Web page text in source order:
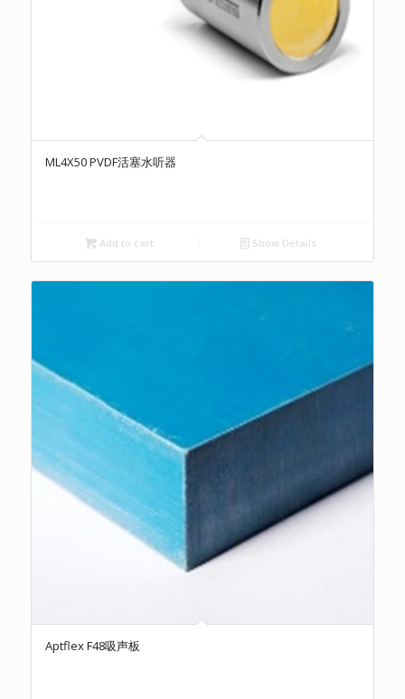
ML4X50 PVDF活塞水听器
Add to cart Show Details
Aptflex F48吸声板